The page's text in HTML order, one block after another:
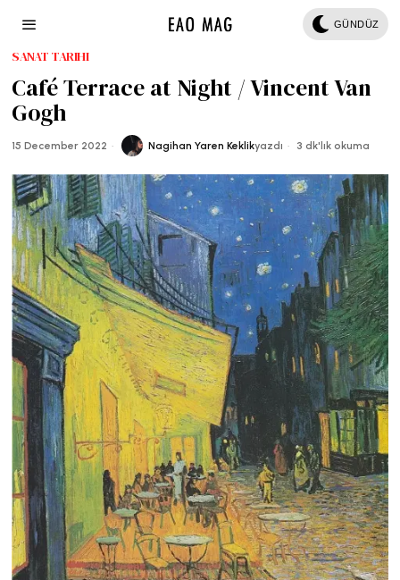
GÜNDÜZ
SANAT TARIHI
Café Terrace at Night / Vincent Van
Gogh
15 December 2022 Nagihan Yaren Keklikyazdı 3 dk'lık okuma